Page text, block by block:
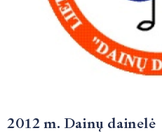
2012 m. Dainų dainelė